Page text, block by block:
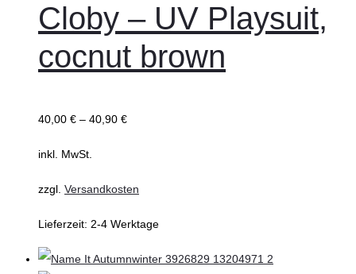
Cloby – UV Playsuit,
cocnut brown
40,00 € – 40,90 €
inkl. MwSt.
zzgl. Versandkosten
Lieferzeit: 2-4 Werktage